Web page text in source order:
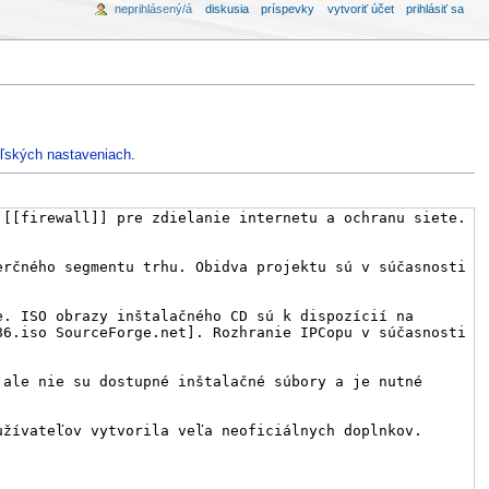
nastaveniach.
neprihlásený/á diskusia príspevky vytvoriť účet prihlásiť sa